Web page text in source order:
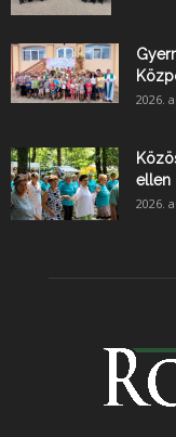
2026.
ellen
2026.